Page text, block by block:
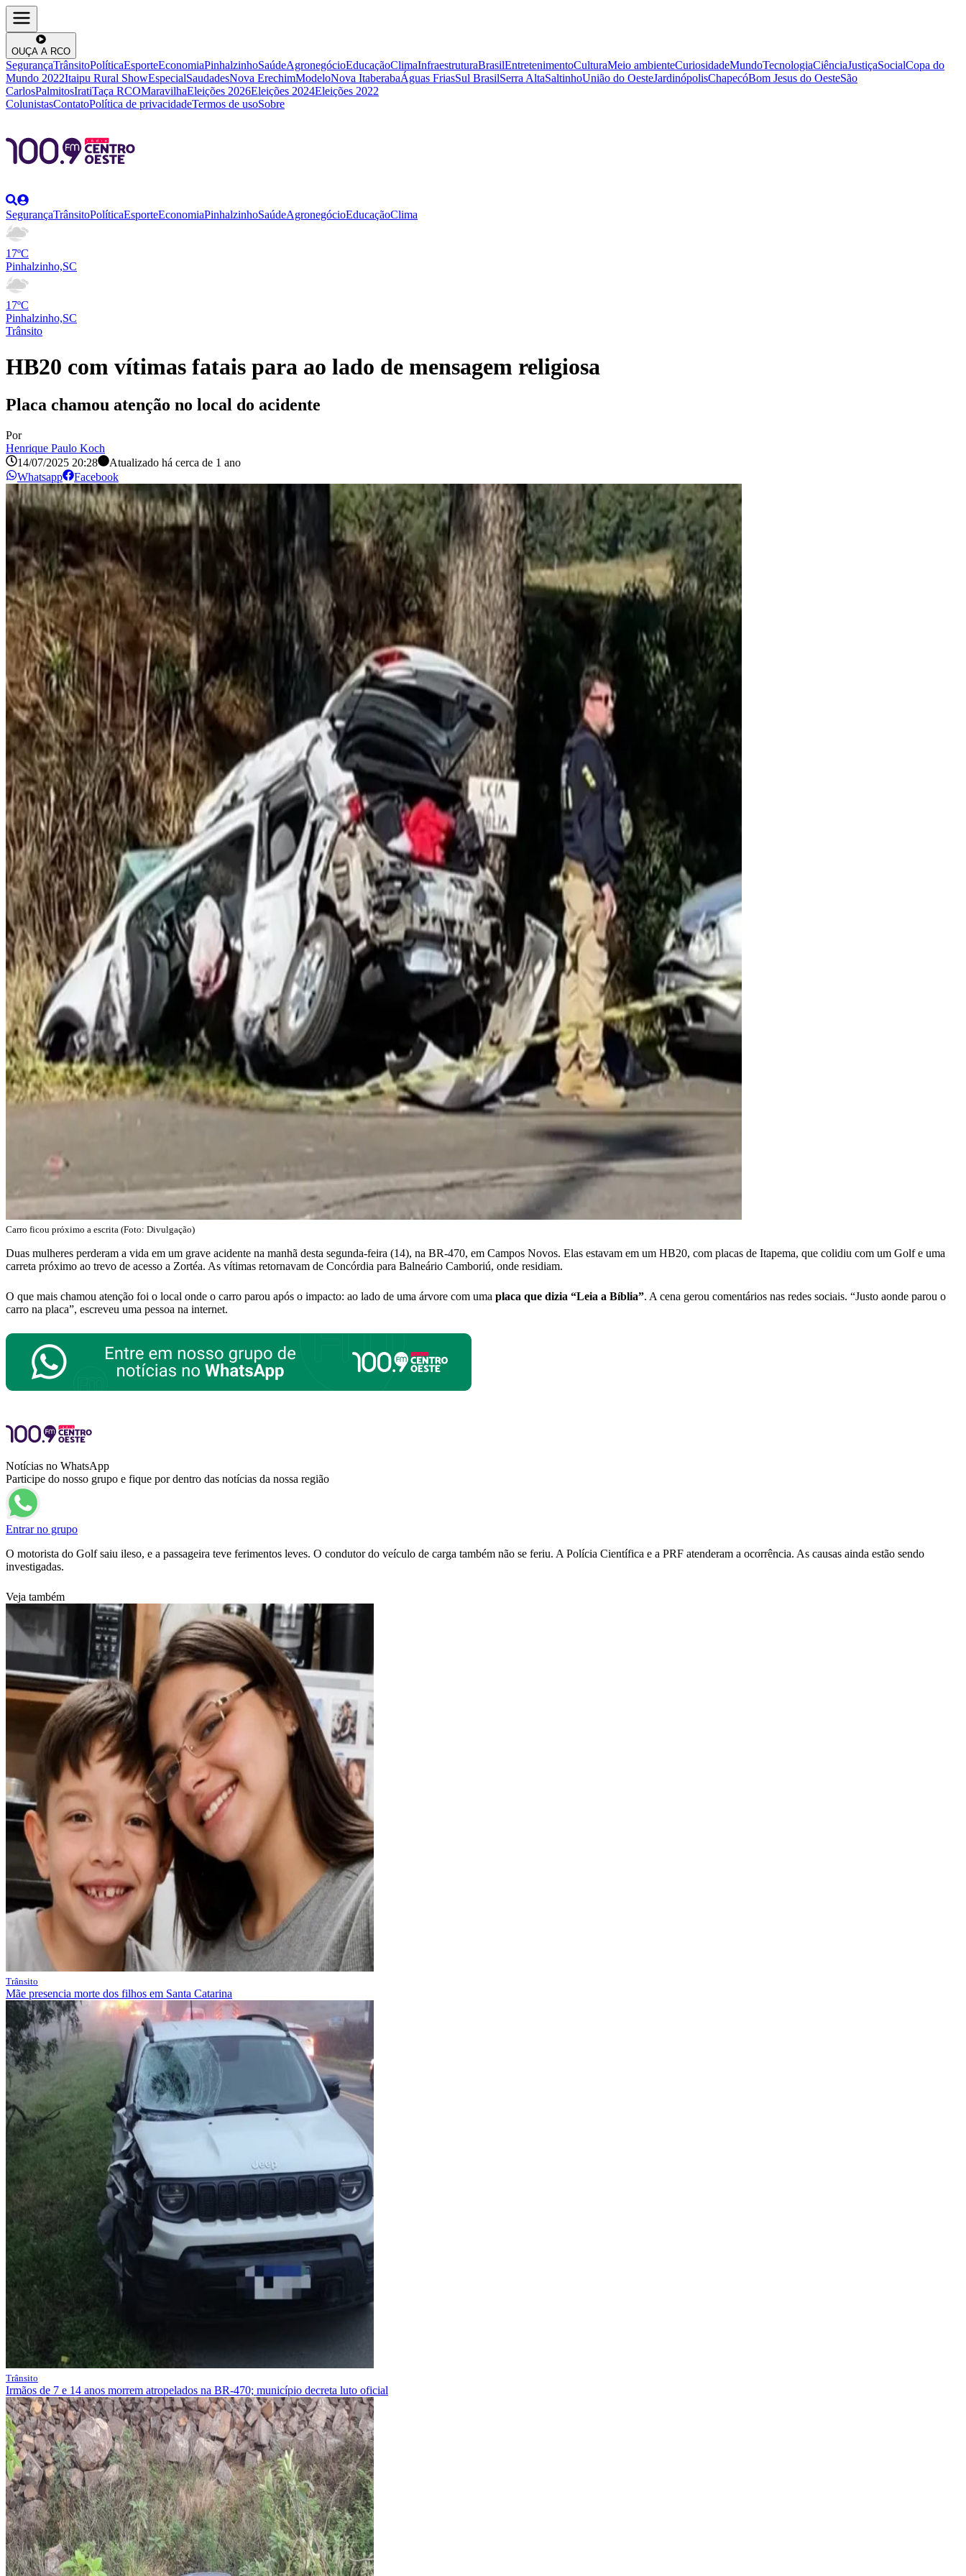
OUÇA A RCO
SegurançaTrânsitoPolíticaEsporteEconomiaPinhalzinhoSaúdeAgronegócioEducaçãoClimaInfraestruturaBrasilEntretenimentoCulturaMeio ambienteCuriosidadeMundoTecnologiaCiênciaJustiçaSocialCopa do
Mundo 2022Itaipu Rural ShowEspecialSaudadesNova ErechimModeloNova ItaberabaÁguas FriasSul BrasilSerra AltaSaltinhoUnião do OesteJardinópolisChapecóBom Jesus do OesteSão
CarlosPalmitosIratiTaça RCOMaravilhaEleições 2026Eleições 2024Eleições 2022
ColunistasContatoPolítica de privacidadeTermos de usoSobre
SegurançaTrânsitoPolíticaEsporteEconomiaPinhalzinhoSaúdeAgronegócioEducaçãoClima
17ºC
Pinhalzinho,SC
17ºC
Pinhalzinho,SC
Trânsito
HB20 com vítimas fatais para ao lado de mensagem religiosa
Placa chamou atenção no local do acidente
Por
Henrique Paulo Koch
14/07/2025 20:28
Atualizado há cerca de 1 ano
Whatsapp
Facebook
Carro ficou próximo a escrita (Foto: Divulgação)
Duas mulheres perderam a vida em um grave acidente na manhã desta segunda-feira (14), na BR-470, em Campos Novos. Elas estavam em um HB20, com placas de Itapema, que colidiu com um Golf e uma
carreta próximo ao trevo de acesso a Zortéa. As vítimas retornavam de Concórdia para Balneário Camboriú, onde residiam.
O que mais chamou atenção foi o local onde o carro parou após o impacto: ao lado de uma árvore com uma placa que dizia “Leia a Bíblia”. A cena gerou comentários nas redes sociais. “Justo aonde parou o
carro na placa”, escreveu uma pessoa na internet.
Notícias no WhatsApp
Participe do nosso grupo e fique por dentro das notícias da nossa região
Entrar no grupo
O motorista do Golf saiu ileso, e a passageira teve ferimentos leves. O condutor do veículo de carga também não se feriu. A Polícia Científica e a PRF atenderam a ocorrência. As causas ainda estão sendo
investigadas.
Veja também
Trânsito
Mãe presencia morte dos filhos em Santa Catarina
Trânsito
Irmãos de 7 e 14 anos morrem atropelados na BR-470; município decreta luto oficial